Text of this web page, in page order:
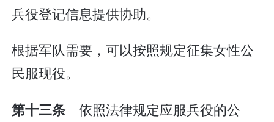
兵役登记信息提供协助。
根据军队需要，可以按照规定征集女性公
民服现役。
第十三条 依照法律规定应服兵役的公